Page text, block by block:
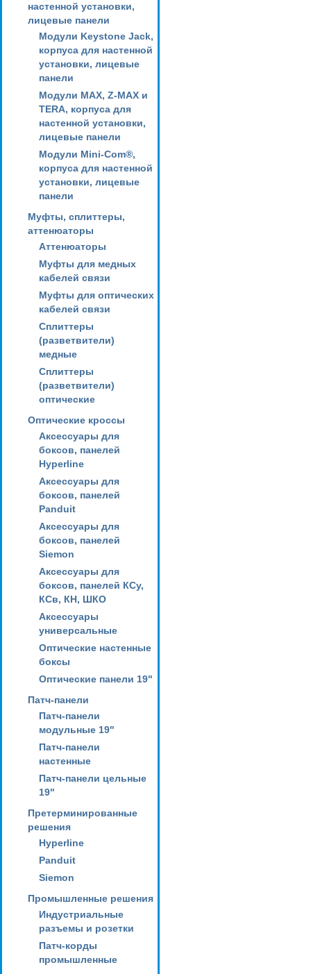
настенной установки,
лицевые панели
Модули Keystone Jack,
корпуса для настенной
установки, лицевые
панели
Модули MAX, Z-MAX и
TERA, корпуса для
настенной установки,
лицевые панели
Модули Mini-Com®,
корпуса для настенной
установки, лицевые
панели
Муфты, сплиттеры,
аттенюаторы
Аттенюаторы
Муфты для медных
кабелей связи
Муфты для оптических
кабелей связи
Сплиттеры
(разветвители)
медные
Сплиттеры
(разветвители)
оптические
Оптические кроссы
Аксессуары для
боксов, панелей
Hyperline
Аксессуары для
боксов, панелей
Panduit
Аксессуары для
боксов, панелей
Siemon
Аксессуары для
боксов, панелей КСу,
КСв, КН, ШКО
Аксессуары
универсальные
Оптические настенные
боксы
Оптические панели 19"
Патч-панели
Патч-панели
модульные 19"
Патч-панели
настенные
Патч-панели цельные
19"
Претерминированные
решения
Hyperline
Panduit
Siemon
Промышленные решения
Индустриальные
разъемы и розетки
Патч-корды
промышленные